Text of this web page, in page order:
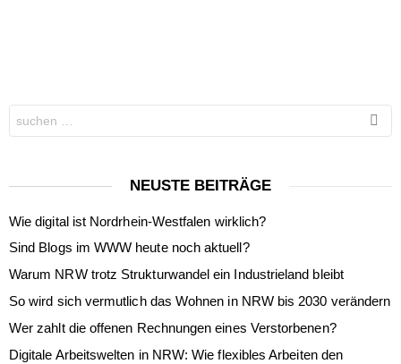
for:
NEUSTE BEITRÄGE
Wie digital ist Nordrhein-Westfalen wirklich?
Sind Blogs im WWW heute noch aktuell?
Warum NRW trotz Strukturwandel ein Industrieland bleibt
So wird sich vermutlich das Wohnen in NRW bis 2030 verändern
Wer zahlt die offenen Rechnungen eines Verstorbenen?
Digitale Arbeitswelten in NRW: Wie flexibles Arbeiten den